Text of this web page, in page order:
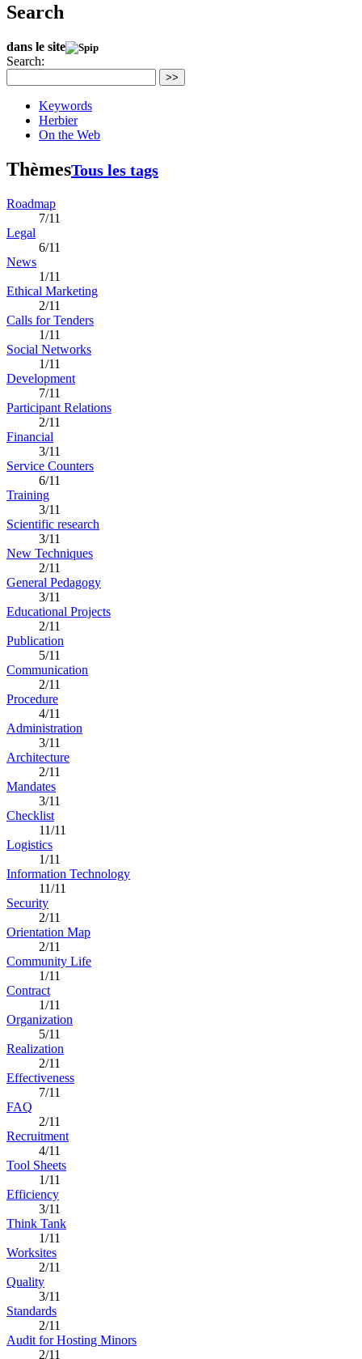
Search
dans le site
Search:
>>
Keywords
Herbier
On the Web
ThèmesTous les tags
Roadmap
7/11
Legal
6/11
News
1/11
Ethical Marketing
2/11
Calls for Tenders
1/11
Social Networks
1/11
Development
7/11
Participant Relations
2/11
Financial
3/11
Service Counters
6/11
Training
3/11
Scientific research
3/11
New Techniques
2/11
General Pedagogy
3/11
Educational Projects
2/11
Publication
5/11
Communication
2/11
Procedure
4/11
Administration
3/11
Architecture
2/11
Mandates
3/11
Checklist
11/11
Logistics
1/11
Information Technology
11/11
Security
2/11
Orientation Map
2/11
Community Life
1/11
Contract
1/11
Organization
5/11
Realization
2/11
Effectiveness
7/11
FAQ
2/11
Recruitment
4/11
Tool Sheets
1/11
Efficiency
3/11
Think Tank
1/11
Worksites
2/11
Quality
3/11
Standards
2/11
Audit for Hosting Minors
2/11